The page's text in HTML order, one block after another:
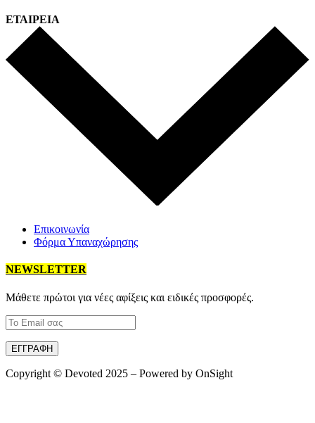
ΕΤΑΙΡΕΙΑ
Επικοινωνία
Φόρμα Υπαναχώρησης
NEWSLETTER
Mάθετε πρώτοι για νέες αφίξεις και ειδικές προσφορές.
Copyright © Devoted 2025 – Powered by OnSight